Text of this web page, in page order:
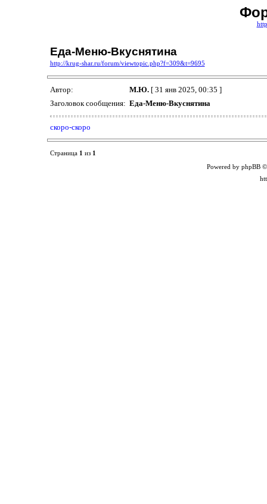
Еда-Меню-Вкуснятина
http://krug-shar.ru/forum/viewtopic.php?f=309&t=9695
Автор: М.Ю.[ 31 янв 2025, 00:35 ]
Заголовок сообщения: Еда-Меню-Вкуснятина
скоро-скоро
Страница 1 из 1
Powered by phpBB